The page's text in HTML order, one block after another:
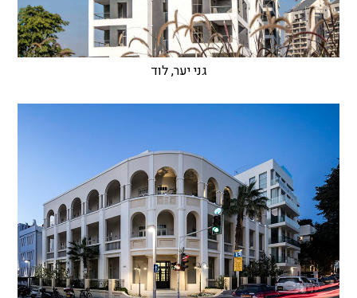
גני יער, לוד